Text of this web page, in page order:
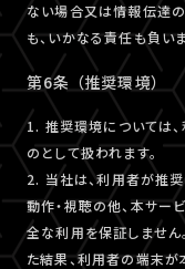
ない場合又は情報伝達
も、いかなる責任も負い
第6条 （推奨環境）
1. 推奨環境については
のとして扱われます。
2. 当社は、利用者が推
動作・視聴の他、本サー
全な利用を保証しません
た結果、利用者の端末